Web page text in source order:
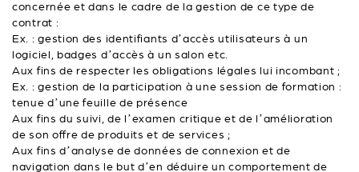
concernée et dans le cadre de la gestion de ce type de
contrat :
Ex. : gestion des identifiants d’accès utilisateurs à un
logiciel, badges d’accès à un salon etc.
Aux fins de respecter les obligations légales lui incombant ;
Ex. : gestion de la participation à une session de formation :
tenue d’une feuille de présence
Aux fins du suivi, de l’examen critique et de l’amélioration
de son offre de produits et de services ;
Aux fins d’analyse de données de connexion et de
navigation dans le but d’en déduire un comportement de